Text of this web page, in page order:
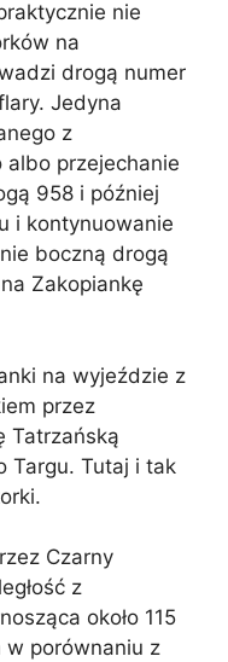
nie
na
drogą numer
Jedyna
z
przejechanie
958 i później
i kontynuowanie
boczną drogą
Zakopiankę
na wyjeździe z
przez
Tatrzańską
Targu. Tutaj i tak
Czarny
z
około 115
w porównaniu z